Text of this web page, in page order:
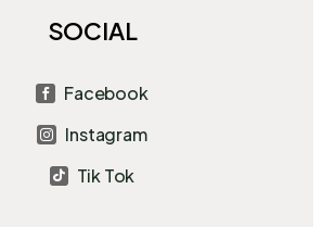
SOCIAL
 Facebook
 Instagram
 Tik Tok